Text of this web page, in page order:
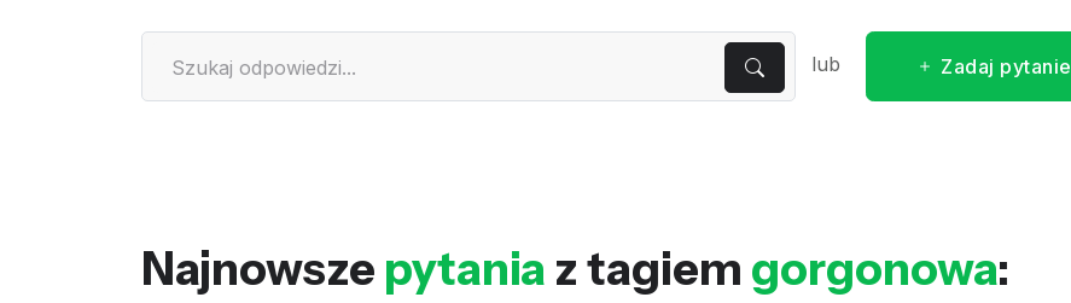
lub Zadaj pytanie
Najnowsze pytania z tagiem gorgonowa: